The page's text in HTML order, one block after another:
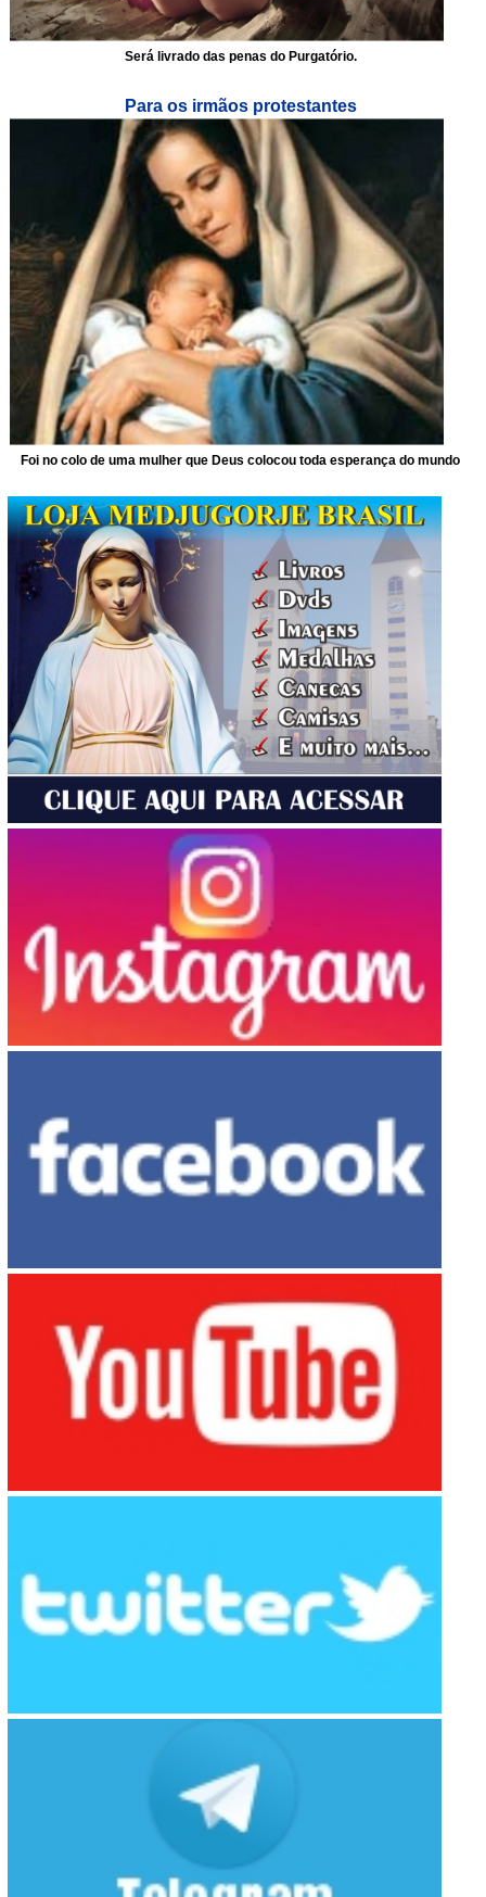
Será livrado das penas do Purgatório.
Para os irmãos protestantes
Foi no colo de uma mulher que Deus colocou toda esperança do mundo